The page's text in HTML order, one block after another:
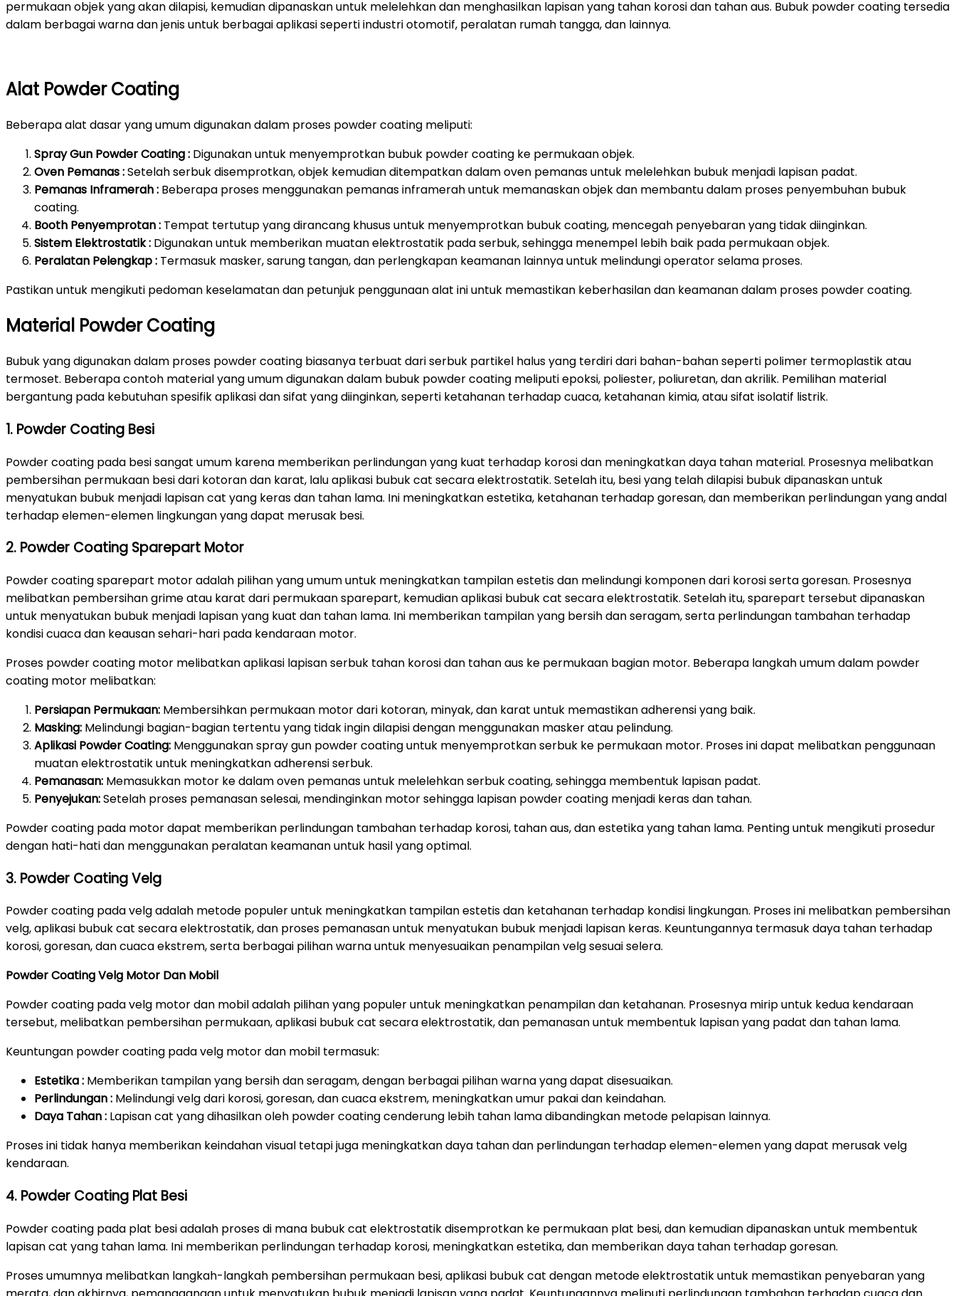
permukaan objek yang akan dilapisi, kemudian dipanaskan untuk melelehkan dan menghasilkan lapisan yang tahan korosi dan tahan aus. Bubuk powder coating tersedia
dalam berbagai warna dan jenis untuk berbagai aplikasi seperti industri otomotif, peralatan rumah tangga, dan lainnya.
Alat Powder Coating
Beberapa alat dasar yang umum digunakan dalam proses powder coating meliputi:
Spray Gun Powder Coating : Digunakan untuk menyemprotkan bubuk powder coating ke permukaan objek.
Oven Pemanas :Setelah serbuk disemprotkan, objek kemudian ditempatkan dalam oven pemanas untuk melelehkan bubuk menjadi lapisan padat.
Pemanas Inframerah : Beberapa proses menggunakan pemanas inframerah untuk memanaskan objek dan membantu dalam proses penyembuhan bubuk
coating.
Booth Penyemprotan : Tempat tertutup yang dirancang khusus untuk menyemprotkan bubuk coating, mencegah penyebaran yang tidak diinginkan.
Sistem Elektrostatik : Digunakan untuk memberikan muatan elektrostatik pada serbuk, sehingga menempel lebih baik pada permukaan objek.
Peralatan Pelengkap : Termasuk masker, sarung tangan, dan perlengkapan keamanan lainnya untuk melindungi operator selama proses.
Pastikan untuk mengikuti pedoman keselamatan dan petunjuk penggunaan alat ini untuk memastikan keberhasilan dan keamanan dalam proses powder coating.
Material Powder Coating
Bubuk yang digunakan dalam proses powder coating biasanya terbuat dari serbuk partikel halus yang terdiri dari bahan-bahan seperti polimer termoplastik atau
termoset. Beberapa contoh material yang umum digunakan dalam bubuk powder coating meliputi epoksi, poliester, poliuretan, dan akrilik. Pemilihan material
bergantung pada kebutuhan spesifik aplikasi dan sifat yang diinginkan, seperti ketahanan terhadap cuaca, ketahanan kimia, atau sifat isolatif listrik.
1. Powder Coating Besi
Powder coating pada besi sangat umum karena memberikan perlindungan yang kuat terhadap korosi dan meningkatkan daya tahan material. Prosesnya melibatkan
pembersihan permukaan besi dari kotoran dan karat, lalu aplikasi bubuk cat secara elektrostatik. Setelah itu, besi yang telah dilapisi bubuk dipanaskan untuk
menyatukan bubuk menjadi lapisan cat yang keras dan tahan lama. Ini meningkatkan estetika, ketahanan terhadap goresan, dan memberikan perlindungan yang andal
terhadap elemen-elemen lingkungan yang dapat merusak besi.
2. Powder Coating Sparepart Motor
Powder coating sparepart motor adalah pilihan yang umum untuk meningkatkan tampilan estetis dan melindungi komponen dari korosi serta goresan. Prosesnya
melibatkan pembersihan grime atau karat dari permukaan sparepart, kemudian aplikasi bubuk cat secara elektrostatik. Setelah itu, sparepart tersebut dipanaskan
untuk menyatukan bubuk menjadi lapisan yang kuat dan tahan lama. Ini memberikan tampilan yang bersih dan seragam, serta perlindungan tambahan terhadap
kondisi cuaca dan keausan sehari-hari pada kendaraan motor.
Proses powder coating motor melibatkan aplikasi lapisan serbuk tahan korosi dan tahan aus ke permukaan bagian motor. Beberapa langkah umum dalam powder
coating motor melibatkan:
Persiapan Permukaan: Membersihkan permukaan motor dari kotoran, minyak, dan karat untuk memastikan adherensi yang baik.
Masking: Melindungi bagian-bagian tertentu yang tidak ingin dilapisi dengan menggunakan masker atau pelindung.
Aplikasi Powder Coating: Menggunakan spray gun powder coating untuk menyemprotkan serbuk ke permukaan motor. Proses ini dapat melibatkan penggunaan
muatan elektrostatik untuk meningkatkan adherensi serbuk.
Pemanasan: Memasukkan motor ke dalam oven pemanas untuk melelehkan serbuk coating, sehingga membentuk lapisan padat.
Penyejukan:Setelah proses pemanasan selesai, mendinginkan motor sehingga lapisan powder coating menjadi keras dan tahan.
Powder coating pada motor dapat memberikan perlindungan tambahan terhadap korosi, tahan aus, dan estetika yang tahan lama. Penting untuk mengikuti prosedur
dengan hati-hati dan menggunakan peralatan keamanan untuk hasil yang optimal.
3. Powder Coating Velg
Powder coating pada velg adalah metode populer untuk meningkatkan tampilan estetis dan ketahanan terhadap kondisi lingkungan. Proses ini melibatkan pembersihan
velg, aplikasi bubuk cat secara elektrostatik, dan proses pemanasan untuk menyatukan bubuk menjadi lapisan keras. Keuntungannya termasuk daya tahan terhadap
korosi, goresan, dan cuaca ekstrem, serta berbagai pilihan warna untuk menyesuaikan penampilan velg sesuai selera.
Powder Coating Velg Motor Dan Mobil
Powder coating pada velg motor dan mobil adalah pilihan yang populer untuk meningkatkan penampilan dan ketahanan. Prosesnya mirip untuk kedua kendaraan
tersebut, melibatkan pembersihan permukaan, aplikasi bubuk cat secara elektrostatik, dan pemanasan untuk membentuk lapisan yang padat dan tahan lama.
Keuntungan powder coating pada velg motor dan mobil termasuk:
Estetika : Memberikan tampilan yang bersih dan seragam, dengan berbagai pilihan warna yang dapat disesuaikan.
Perlindungan : Melindungi velg dari korosi, goresan, dan cuaca ekstrem, meningkatkan umur pakai dan keindahan.
Daya Tahan : Lapisan cat yang dihasilkan oleh powder coating cenderung lebih tahan lama dibandingkan metode pelapisan lainnya.
Proses ini tidak hanya memberikan keindahan visual tetapi juga meningkatkan daya tahan dan perlindungan terhadap elemen-elemen yang dapat merusak velg
kendaraan.
4. Powder Coating Plat Besi
Powder coating pada plat besi adalah proses di mana bubuk cat elektrostatik disemprotkan ke permukaan plat besi, dan kemudian dipanaskan untuk membentuk
lapisan cat yang tahan lama. Ini memberikan perlindungan terhadap korosi, meningkatkan estetika, dan memberikan daya tahan terhadap goresan.
Proses umumnya melibatkan langkah-langkah pembersihan permukaan besi, aplikasi bubuk cat dengan metode elektrostatik untuk memastikan penyebaran yang